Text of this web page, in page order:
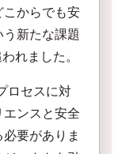
からでも安
新たな課題
れました。
ロセスに対
ンスと安全
要がありま